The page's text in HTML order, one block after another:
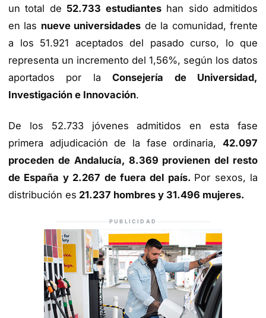
un total de 52.733 estudianteshan sido admitidos
en las nueve universidades de la comunidad, frente
a los 51.921 aceptados del pasado curso, lo que
representa un incremento del 1,56%, según los datos
aportados por laConsejería de Universidad,
Investigación e Innovación.
De los 52.733 jóvenes admitidos en esta fase
primera adjudicación de la fase ordinaria, 42.097
proceden de Andalucía, 8.369 provienen del resto
de España y 2.267 de fuera del país. Por sexos, la
distribución es 21.237 hombres y 31.496 mujeres.
PUBLICIDAD